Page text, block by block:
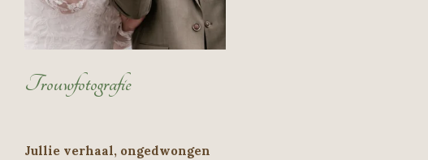
Trouwfotografie
Jullie verhaal, ongedwongen